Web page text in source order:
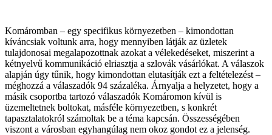
Komáromban – egy specifikus környezetben – kimondottan
kíváncsiak voltunk arra, hogy mennyiben látják az üzletek
tulajdonosai megalapozottnak azokat a vélekedéseket, miszerint a
kétnyelvű kommunikáció elriasztja a szlovák vásárlókat. A válaszok
alapján úgy tűnik, hogy kimondottan elutasítják ezt a feltételezést –
méghozzá a válaszadók 94 százaléka. Árnyalja a helyzetet, hogy a
másik csoportba tartozó válaszadók Komáromon kívül is
üzemeltetnek boltokat, másféle környezetben, s konkrét
tapasztalatokról számoltak be a téma kapcsán. Összességében
viszont a városban egyhangúlag nem okoz gondot ez a jelenség.